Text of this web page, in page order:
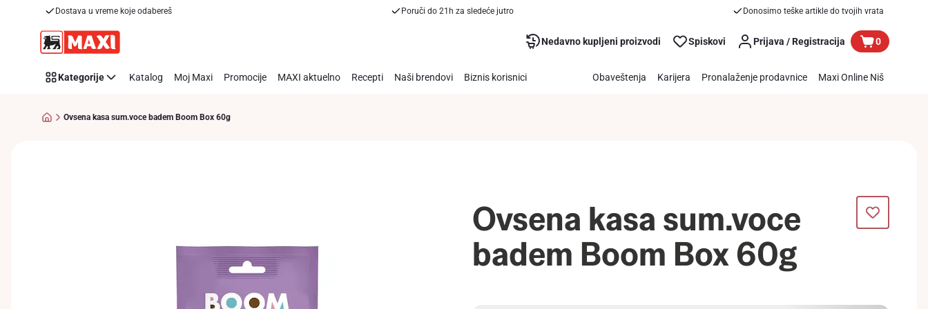
Dostava u vreme koje odabereš Poruči do 21h za sledeće jutro Donosimo teške artikle do tvojih vrata
Nedavno kupljeni proizvodi Spiskovi Prijava / Registracija 0
Kategorije Katalog Moj Maxi Promocije MAXI aktuelno Recepti Naši brendovi Biznis korisnici Obaveštenja Karijera Pronalaženje prodavnice Maxi Online Niš
Ovsena kasa sum.voce badem Boom Box 60g
Ovsena kasa sum.voce
badem Boom Box 60g